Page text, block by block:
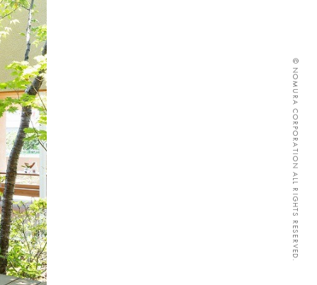
© NOMURA CORPORATION ALL RIGHTS RESERVED.